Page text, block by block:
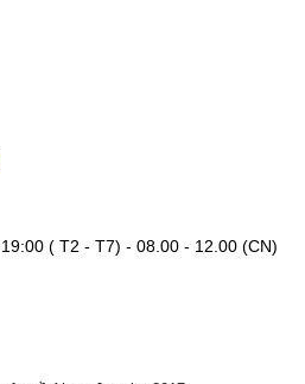
( T2 - T7) - 08.00 - 12.00 (CN)